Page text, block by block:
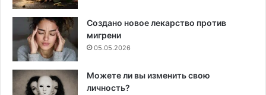
Создано новое лекарство против
мигрени
05.05.2026
Можете ли вы изменить свою
личность?